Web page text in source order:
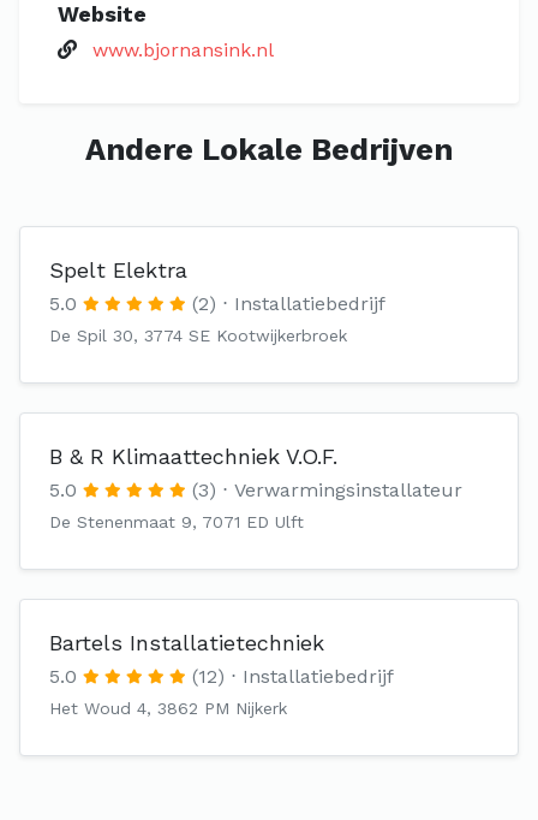
Website
www.bjornansink.nl
Andere Lokale Bedrijven
Spelt Elektra
5.0 (2) Installatiebedrijf
De Spil 30, 3774 SE Kootwijkerbroek
B & R Klimaattechniek V.O.F.
5.0 (3) Verwarmingsinstallateur
De Stenenmaat 9, 7071 ED Ulft
Bartels Installatietechniek
5.0 (12) Installatiebedrijf
Het Woud 4, 3862 PM Nijkerk